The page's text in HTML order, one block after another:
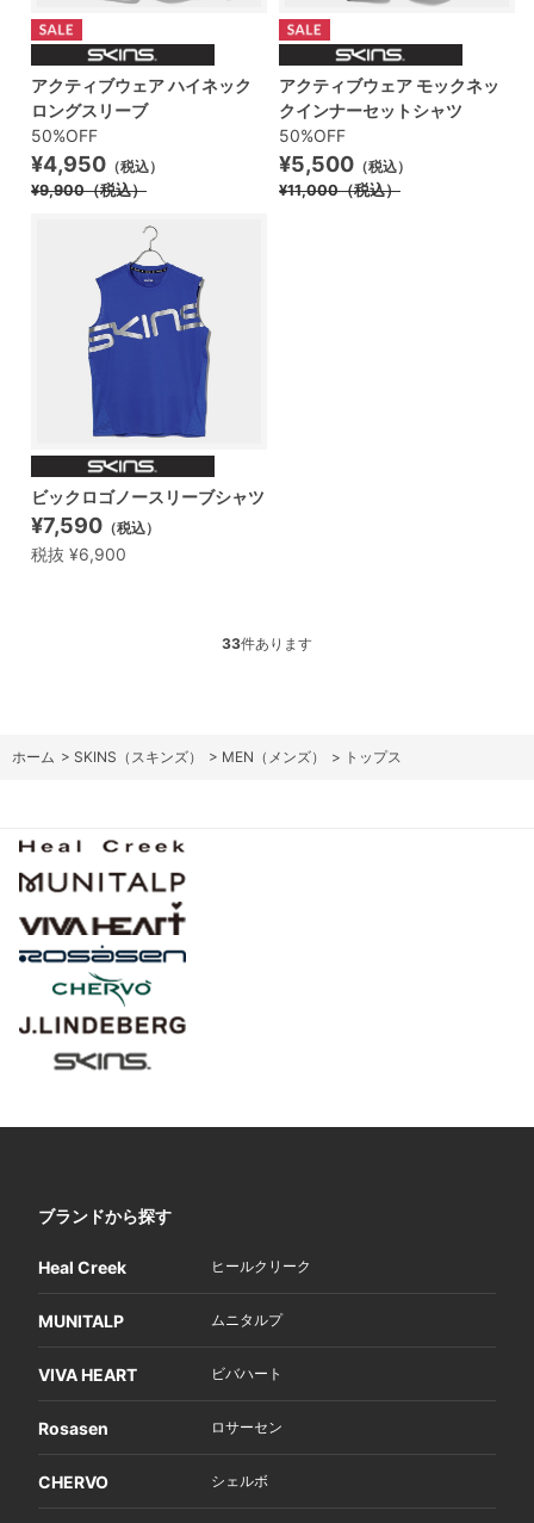
アクティブウェア ハイネック
ロングスリーブ
50%OFF
¥4,950 （税込）
¥9,900（税込）
アクティブウェア モックネッ
クインナーセットシャツ
50%OFF
¥5,500 （税込）
¥11,000（税込）
ビックロゴノースリーブシャツ
¥7,590 （税込）
税抜 ¥6,900
33件あります
ホーム > SKINS（スキンズ） > MEN（メンズ） > トップス
ブランドから探す
Heal Creek ヒールクリーク
MUNITALP ムニタルプ
VIVA HEART ビバハート
Rosasen ロサーセン
CHERVO シェルボ